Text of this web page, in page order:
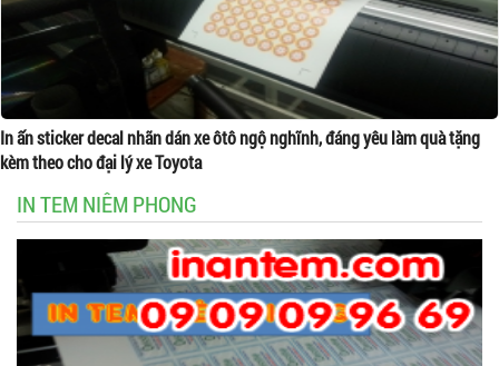
In ấn sticker decal nhãn dán xe ôtô ngộ nghĩnh, đáng yêu làm quà tặng
kèm theo cho đại lý xe Toyota
IN TEM NIÊM PHONG